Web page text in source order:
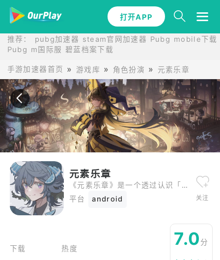
打开APP
推荐： pubg加速器 steam官网加速器 Pubg mobile下载
Pubg m国际服 碧蓝档案下载
手游加速器首页 游戏库 角色扮演 元素乐章
打开APP
元素乐章
《元素乐章》是一个透过认识「人」的方式来学习「元素」的企划。该企划最初以拟人化插图与影片公开为起点，并于 2024 年 5 月出版了书籍《元素乐章 - 拟人化理解元素的世界（元素楽章 -拟人化でわかる元素の世界-）》。
平台
android 关注
下载 热度
7.0 分